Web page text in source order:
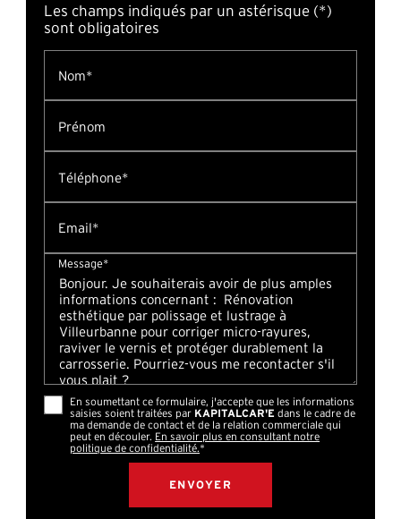
Les champs indiqués par un astérisque (*)
sont obligatoires
Nom*
Prénom
Téléphone*
Email*
Message*
En soumettant ce formulaire, j'accepte que les informations
saisies soient traitées par KAPITALCAR'E dans le cadre de
ma demande de contact et de la relation commerciale qui
peut en découler. En savoir plus en consultant notre
politique de confidentialité. *